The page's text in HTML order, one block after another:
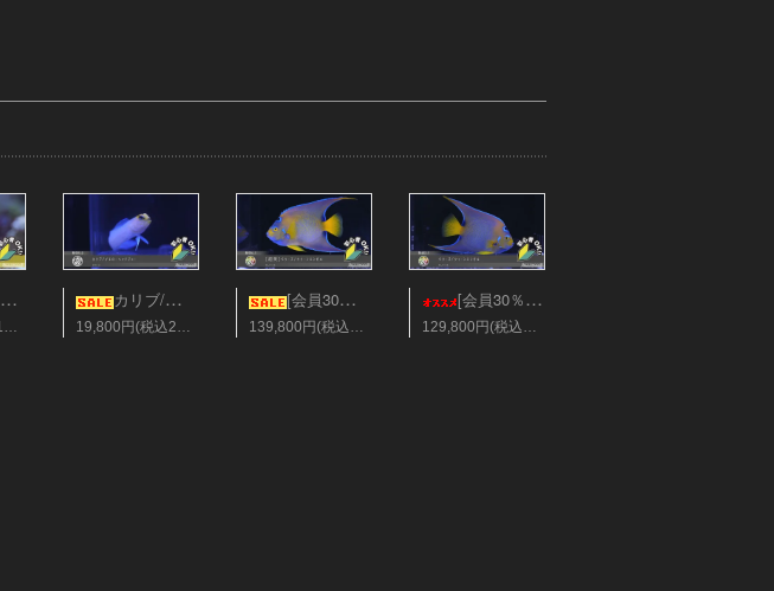
[長期在庫につき会員25%オフ][レア]美ハードチューブ オレンジレッド Sサイズ
14,600円(税込16,060円)
カリブ/イエローヘッドジョー Sサイズ
19,800円(税込21,780円)
[会員30％オフ][超美]ベリーズ/クィーンエンゼル XLサイズ
139,800円(税込153,780円)
[会員30％オフ][超美]ベリーズ/クィーンエンゼル XLサイズ
129,800円(税込142,780円)